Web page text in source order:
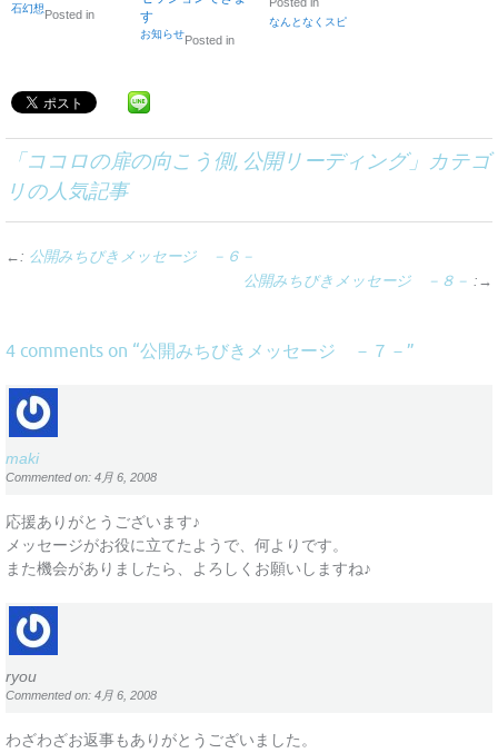
Posted in
石幻想
す
Posted in
お知らせ
なんとなくスピ
「ココロの扉の向こう側, 公開リーディング」カテゴ
リの人気記事
←: 公開みちびきメッセージ －６－
公開みちびきメッセージ －８－ :→
4 comments on “公開みちびきメッセージ －７－ ”
maki
Commented on: 4月 6, 2008
応援ありがとうございます♪
メッセージがお役に立てたようで、何よりです。
また機会がありましたら、よろしくお願いしますね♪
ryou
Commented on: 4月 6, 2008
わざわざお返事もありがとうございました。